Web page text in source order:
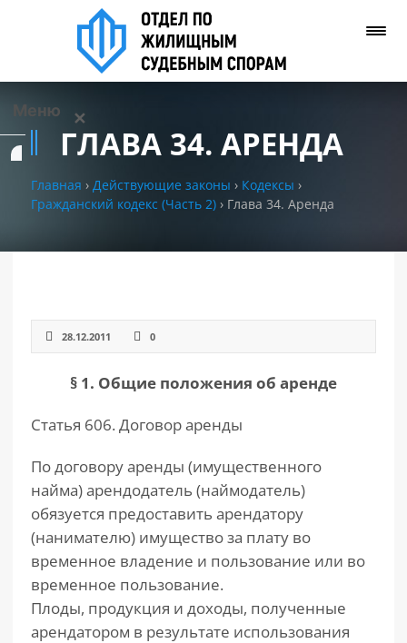
Меню ✕
О нас
Задать вопрос
(WhatsApp)
Позвонить нам
САЙТА
ГЛАВА 34. АРЕНДА
Главная › Действующие законы › Кодексы ›
Гражданский кодекс (Часть 2) › Глава 34. Аренда
28.12.2011 0
§ 1. Общие положения об аренде
Статья 606. Договор аренды
По договору аренды (имущественного
найма) арендодатель (наймодатель)
обязуется предоставить арендатору
(нанимателю) имущество за плату во
временное владение и пользование или во
временное пользование.
Плоды, продукция и доходы, полученные
арендатором в результате использования